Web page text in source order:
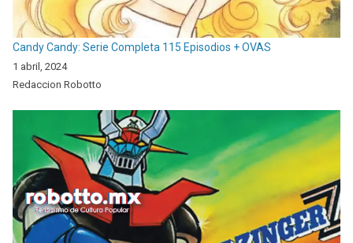
Candy Candy: Serie Completa 115 Episodios + OVAS
1 abril, 2024
Redaccion Robotto